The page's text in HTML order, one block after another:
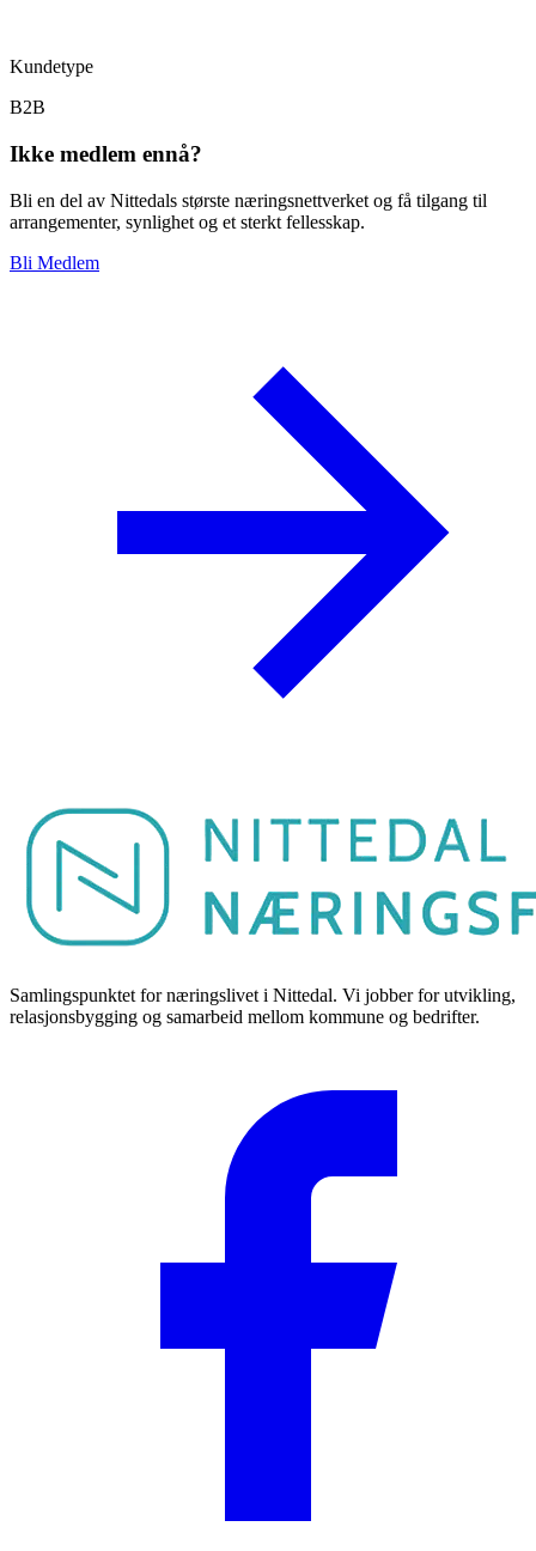
Kundetype
B2B
Ikke medlem ennå?
Bli en del av Nittedals største næringsnettverket og få tilgang til
arrangementer, synlighet og et sterkt fellesskap.
Bli Medlem
Samlingspunktet for næringslivet i Nittedal. Vi jobber for utvikling,
relasjonsbygging og samarbeid mellom kommune og bedrifter.